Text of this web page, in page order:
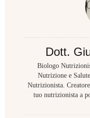
Dott.
Biologo
Nutrizione e
Nutrizionista.
tuo nutrizionista a